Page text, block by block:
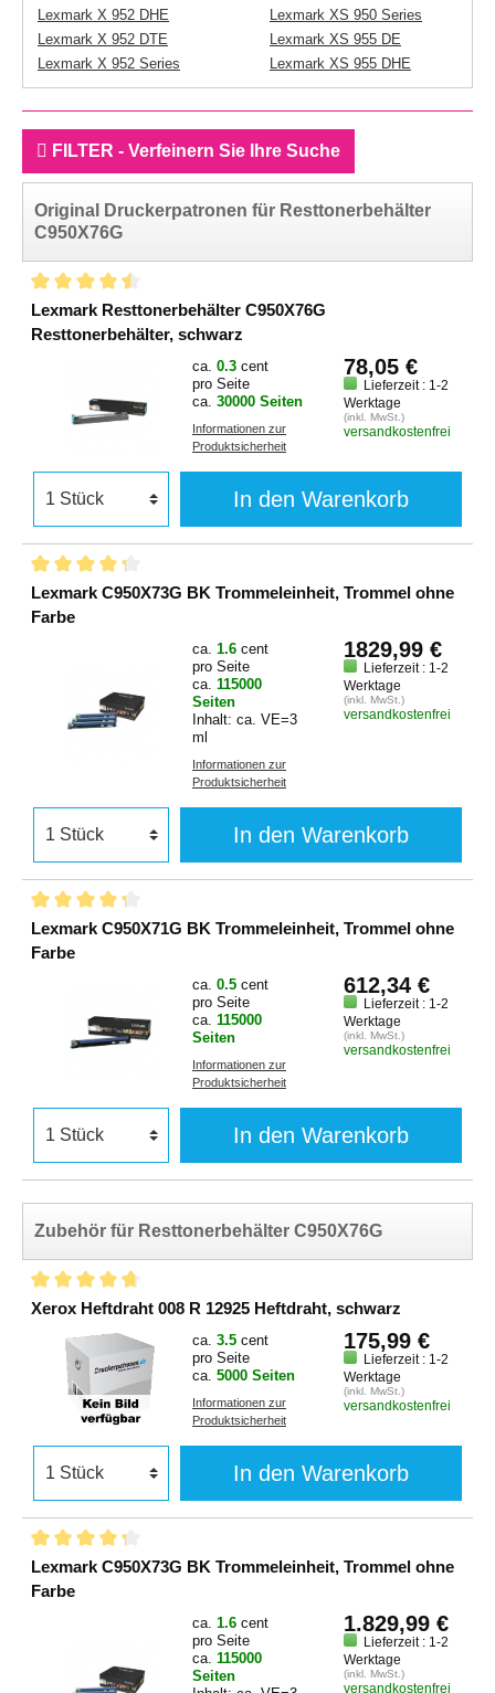
Lexmark X 952 DHE
Lexmark X 952 DTE
Lexmark X 952 Series
Lexmark XS 950 Series
Lexmark XS 955 DE
Lexmark XS 955 DHE
FILTER - Verfeinern Sie Ihre Suche
Original Druckerpatronen für Resttonerbehälter
C950X76G
Lexmark Resttonerbehälter C950X76G
Resttonerbehälter, schwarz
ca. 0.3 cent
pro Seite
ca. 30000 Seiten
Informationen zur
Produktsicherheit
78,05 €
Lieferzeit : 1-2
Werktage
(inkl. MwSt.)
versandkostenfrei
In den Warenkorb
Lexmark C950X73G BK Trommeleinheit, Trommel ohne
Farbe
ca. 1.6 cent
pro Seite
ca. 115000
Seiten
Inhalt: ca. VE=3
ml
Informationen zur
Produktsicherheit
1829,99 €
Lieferzeit : 1-2
Werktage
(inkl. MwSt.)
versandkostenfrei
In den Warenkorb
Lexmark C950X71G BK Trommeleinheit, Trommel ohne
Farbe
ca. 0.5 cent
pro Seite
ca. 115000
Seiten
Informationen zur
Produktsicherheit
612,34 €
Lieferzeit : 1-2
Werktage
(inkl. MwSt.)
versandkostenfrei
In den Warenkorb
Zubehör für Resttonerbehälter C950X76G
Xerox Heftdraht 008 R 12925 Heftdraht, schwarz
ca. 3.5 cent
pro Seite
ca. 5000 Seiten
Informationen zur
Produktsicherheit
175,99 €
Lieferzeit : 1-2
Werktage
(inkl. MwSt.)
versandkostenfrei
In den Warenkorb
Lexmark C950X73G BK Trommeleinheit, Trommel ohne
Farbe
ca. 1.6 cent
pro Seite
ca. 115000
Seiten
1.829,99 €
Lieferzeit : 1-2
Werktage
(inkl. MwSt.)
versandkostenfrei